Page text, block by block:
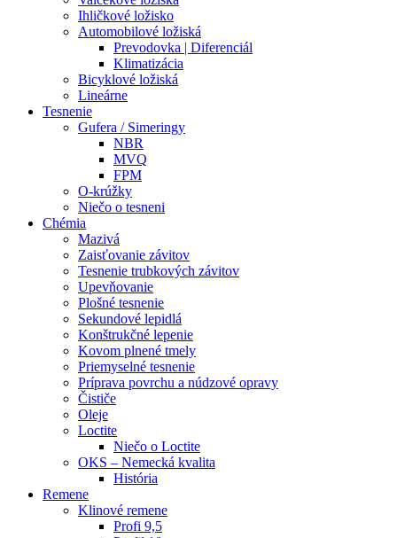
Ihličkové ložisko
Automobilové ložiská
Prevodovka | Diferenciál
Klimatizácia
Bicyklové ložiská
Lineárne
Tesnenie
Gufera / Simeringy
NBR
MVQ
FPM
O-krúžky
Niečo o tesneni
Chémia
Mazivá
Zaisťovanie závitov
Tesnenie trubkových závitov
Upevňovanie
Plošné tesnenie
Sekundové lepidlá
Konštrukčné lepenie
Kovom plnené tmely
Priemyselné tesnenie
Príprava povrchu a núdzové opravy
Čističe
Oleje
Loctite
Niečo o Loctite
OKS – Nemecká kvalita
História
Remene
Klinové remene
Profi 9,5